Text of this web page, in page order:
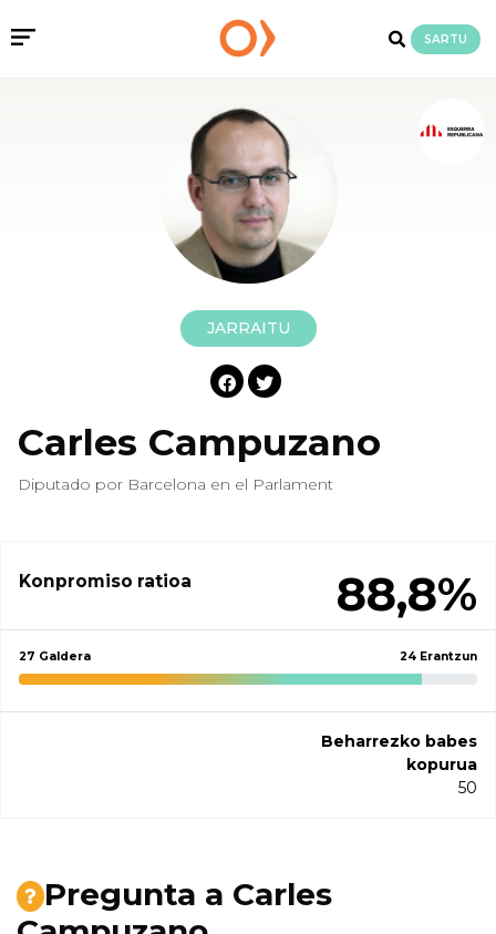
SARTU
JARRAITU
Carles Campuzano
Diputado por Barcelona en el Parlament
Konpromiso ratioa 88,8%
27 Galdera 24 Erantzun
Beharrezko babes
kopurua
50
Pregunta a Carles